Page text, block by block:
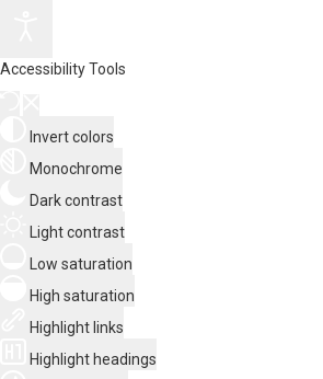
Accessibility Tools
Invert colors
Monochrome
Dark contrast
Light contrast
Low saturation
High saturation
Highlight links
Highlight headings